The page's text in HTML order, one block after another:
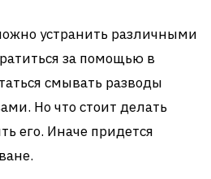
устранить различными
за помощью в
смывать разводы
Но что стоит делать
его. Иначе придется